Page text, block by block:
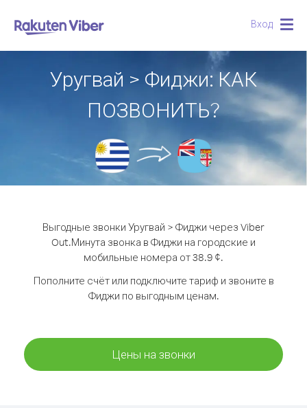
Вход
Уругвай > Фиджи: КАК
ПОЗВОНИТЬ?
Выгодные звонки Уругвай > Фиджи через Viber
Out.Минута звонка в Фиджи на городские и
мобильные номера от 38.9 ¢.
Пополните счёт или подключите тариф и звоните в
Фиджи по выгодным ценам.
Цены на звонки